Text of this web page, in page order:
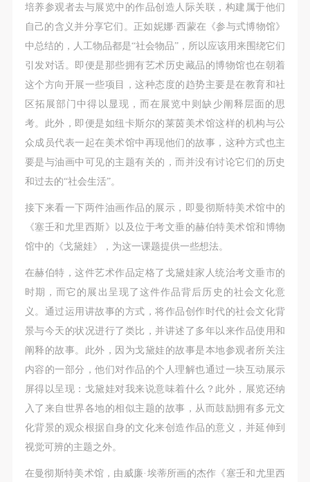
培养参观者去与展览中的作品创造人际关联，构建属于他们
自己的含义并分享它们。正如妮娜·西蒙在《参与式博物馆》
中总结的，人工物品都是“社会物品”，所以应该用来围绕它们
引发对话。即便是那些拥有艺术历史藏品的博物馆也在朝着
这个方向开展一些项目，这种态度的趋势主要是在教育和社
区拓展部门中得以显现，而在展览中则缺少阐释层面的思
考。此外，即便是如纽卡斯尔的莱茵美术馆这样的机构与公
众成员代表一起在美术馆中再现他们的故事，这种方式也主
要是与油画中可见的主题有关的，而并没有讨论它们的历史
和过去的“社会生活”。
接下来看一下两件油画作品的展示，即曼彻斯特美术馆中的
《塞壬和尤里西斯》以及位于考文垂的赫伯特美术馆和博物
馆中的《戈黛娃》，为这一课题提供一些想法。
在赫伯特，这件艺术作品定格了戈黛娃家人统治考文垂市的
时期，而它的展出呈现了这件作品背后历史的社会文化意
义。通过运用讲故事的方式，将作品创作时代的社会文化背
景与今天的状况进行了类比，并讲述了多年以来作品使用和
阐释的故事。此外，因为戈黛娃的故事是本地参观者所关注
内容的一部分，他们对作品的个人理解也通过一块互动展示
屏得以呈现：戈黛娃对我来说意味着什么？此外，展览还纳
入了来自世界各地的相似主题的故事，从而鼓励拥有多元文
化背景的观众根据自身的文化来创造作品的意义，并延伸到
视觉可辨的主题之外。
在曼彻斯特美术馆，由威廉·埃蒂所画的杰作《塞壬和尤里西